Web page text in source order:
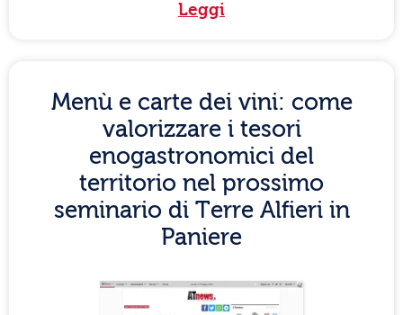
Leggi
Menù e carte dei vini: come
valorizzare i tesori
enogastronomici del
territorio nel prossimo
seminario di Terre Alfieri in
Paniere